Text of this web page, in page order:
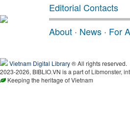
Editorial Contacts
About · News · For
Vietnam Digital Library® All rights reserved.
2023-2026, BIBLIO.VN is a part of Libmonster,
Keeping the heritage of Vietnam